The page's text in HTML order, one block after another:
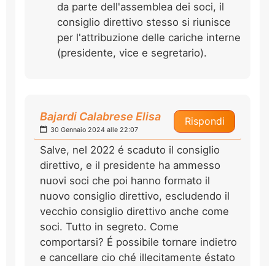
da parte dell'assemblea dei soci, il
consiglio direttivo stesso si riunisce
per l'attribuzione delle cariche interne
(presidente, vice e segretario).
Rispondi
Bajardi Calabrese Elisa
30 Gennaio 2024 alle 22:07
Salve, nel 2022 é scaduto il consiglio
direttivo, e il presidente ha ammesso
nuovi soci che poi hanno formato il
nuovo consiglio direttivo, escludendo il
vecchio consiglio direttivo anche come
soci. Tutto in segreto. Come
comportarsi? É possibile tornare indietro
e cancellare cio ché illecitamente éstato